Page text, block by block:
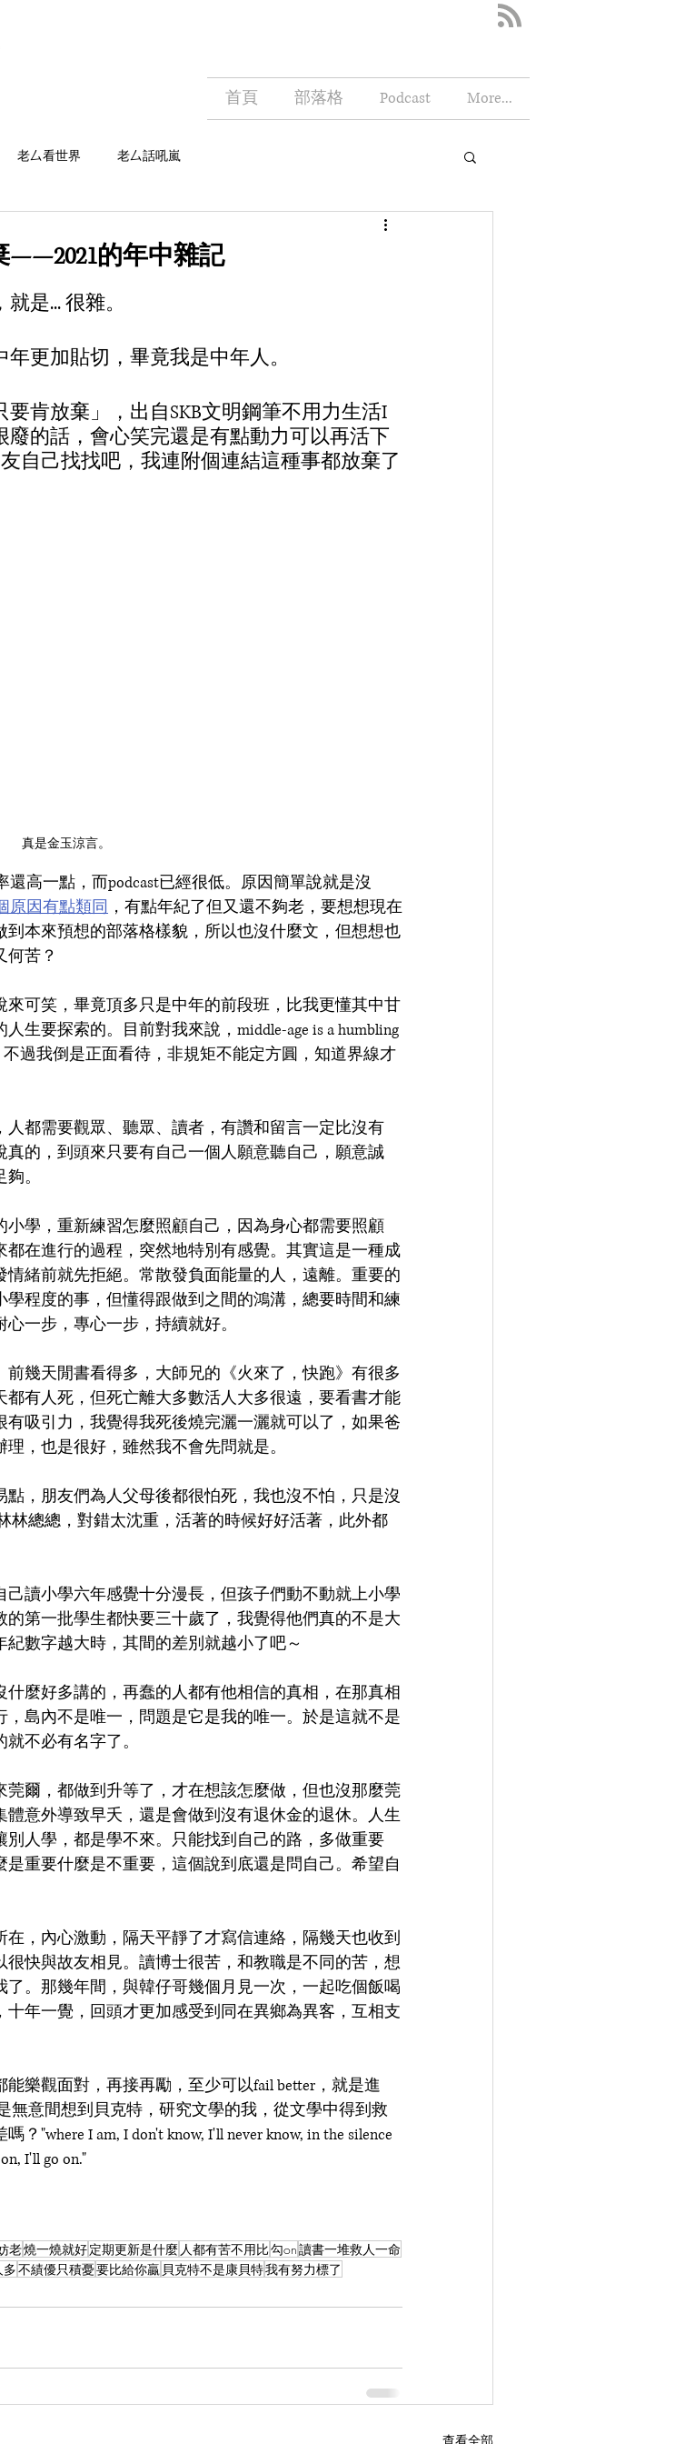
首頁 部落格 Podcast More...
老厶看世界 老厶話吼嵐
——2021的年中雜記
是... 很雜。
更加貼切，畢竟我是中年人。
肯放棄」，出自SKB文明鋼筆不用力生活I
的話，會心笑完還是有點動力可以再活下
自己找找吧，我連附個連結這種事都放棄了
真是金玉涼言。
還高一點，而podcast已經很低。原因簡單說就是沒
原因有點類同 ，有點年紀了但又還不夠老，要想想現在
本來預想的部落格樣貌，所以也沒什麼文，但想想也
何苦？
可笑，畢竟頂多只是中年的前段班，比我更懂其中甘
生要探索的。目前對我來說，middle-age is a humbling
不過我倒是正面看待，非規矩不能定方圓，知道界線才
都需要觀眾、聽眾、讀者，有讚和留言一定比沒有
的，到頭來只要有自己一個人願意聽自己，願意誠
。
學，重新練習怎麼照顧自己，因為身心都需要照顧
在進行的過程，突然地特別有感覺。其實這是一種成
緒前就先拒絕。常散發負面能量的人，遠離。重要的
程度的事，但懂得跟做到之間的鴻溝，總要時間和練
一步，專心一步，持續就好。
幾天閒書看得多，大師兄的《火來了，快跑》有很多
有人死，但死亡離大多數活人大多很遠，要看書才能
吸引力，我覺得我死後燒完灑一灑就可以了，如果爸
，也是很好，雖然我不會先問就是。
，朋友們為人父母後都很怕死，我也沒不怕，只是沒
林總總，對錯太沈重，活著的時候好好活著，此外都
讀小學六年感覺十分漫長，但孩子們動不動就上小學
第一批學生都快要三十歲了，我覺得他們真的不是大
數字越大時，其間的差別就越小了吧～
麼好多講的，再蠢的人都有他相信的真相，在那真相
島內不是唯一，問題是它是我的唯一。於是這就不是
不必有名字了。
爾，都做到升等了，才在想該怎麼做，但也沒那麼莞
意外導致早夭，還是會做到沒有退休金的退休。人生
人學，都是學不來。只能找到自己的路，多做重要
重要什麼是不重要，這個說到底還是問自己。希望自
，內心激動，隔天平靜了才寫信連絡，隔幾天也收到
快與故友相見。讀博士很苦，和教職是不同的苦，想
。那幾年間，與韓仔哥幾個月見一次，一起吃個飯喝
年一覺，回頭才更加感受到同在異鄉為異客，互相支
樂觀面對，再接再勵，至少可以fail better，就是進
無意間想到貝克特，研究文學的我，從文學中得到救
"where I am, I don't know, I'll never know, in the silence
I'll go on."
老燒一燒就好定期更新是什麼 人都有苦不用比勾on讀書一堆救人一命
不績優只積憂要比給你贏 貝克特不是康貝特我有努力標了